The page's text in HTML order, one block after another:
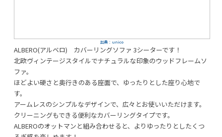
出典：unico
ALBERO(アルベロ) カバーリングソファ 3シーターです！
北欧ヴィンテージスタイルでナチュラルな印象のウッドフレームソ
ファ。
ほどよい硬さと奥行きのある座面で、ゆったりとした座り心地で
す。
アームレスのシンプルなデザインで、広々とお使いいただけます。
クリーニングもできる便利なカバーリングタイプです。
ALBEROのオットマンと組み合わせると、よりゆったりとしたくつ